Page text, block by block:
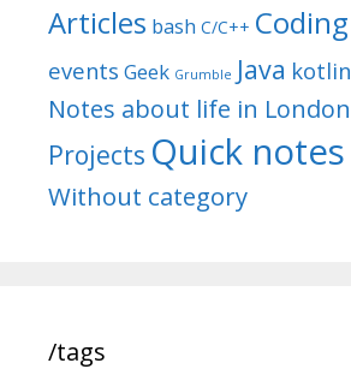
Articles bash C/C++ Coding
events Geek Grumble Java kotlin
Notes about life in London
Projects Quick notes
Without category
/tags